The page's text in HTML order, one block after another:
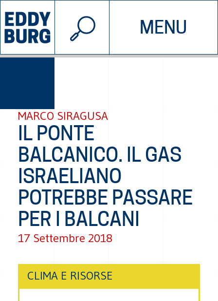
MENU
INIZIATIVE CHI SIAMO
© 2026 EDDYBURG
MARCO SIRAGUSA
IL PONTE
BALCANICO. IL GAS
ISRAELIANO
POTREBBE PASSARE
PER I BALCANI
17 Settembre 2018
CLIMA E RISORSE